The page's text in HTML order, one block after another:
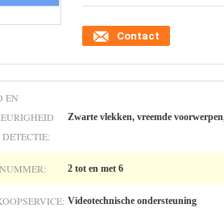
Contact
EN
Zwarte vlekken, vreemde
2 tot en met 6
Videotechnische ondersteuning